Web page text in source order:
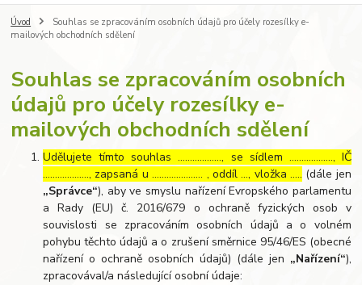
Úvod
Souhlas se zpracováním osobních údajů pro účely rozesílky e-
mailových obchodních sdělení
Souhlas se zpracováním osobních
údajů pro účely rozesílky e-
mailových obchodních sdělení
Udělujete tímto souhlas ……………..., se sídlem ………………, IČ
………………., zapsaná u ………………… , oddíl …, vložka ….. (dále jen
„Správce“), aby ve smyslu nařízení Evropského parlamentu
a Rady (EU) č. 2016/679 o ochraně fyzických osob v
souvislosti se zpracováním osobních údajů a o volném
pohybu těchto údajů a o zrušení směrnice 95/46/ES (obecné
nařízení o ochraně osobních údajů) (dále jen „Nařízení“),
zpracovával/a následující osobní údaje: